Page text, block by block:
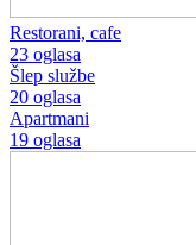
Restorani, cafe
23 oglasa
Šlep službe
20 oglasa
Apartmani
19 oglasa